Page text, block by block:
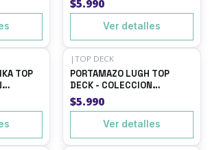
$5.990
Ver detalles
TOP
Agotado
| TOP DECK
PORTAMAZO LUGH TOP
DECK - COLECCION
LEGENDARIA
$5.990
Ver detalles